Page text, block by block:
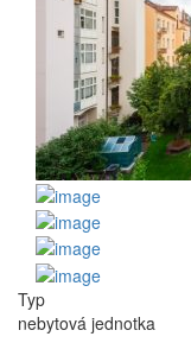
Typ
nebytová jednotka